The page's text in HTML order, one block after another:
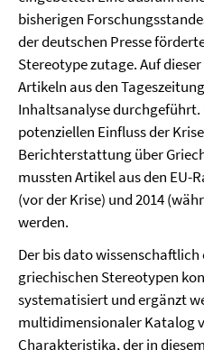
bisherigen
der deutschen Presse
Stereotype zutage. Auf
Artikeln aus den
Inhaltsanalyse durchgeführt.
potenziellen Einfluss der
Berichterstattung über
mussten Artikel aus den EU-
(vor der Krise) und 2014
werden.
Der bis dato
griechischen Stereotypen
systematisiert und ergänzt
multidimensionaler Katalog
Charakteristika, der in